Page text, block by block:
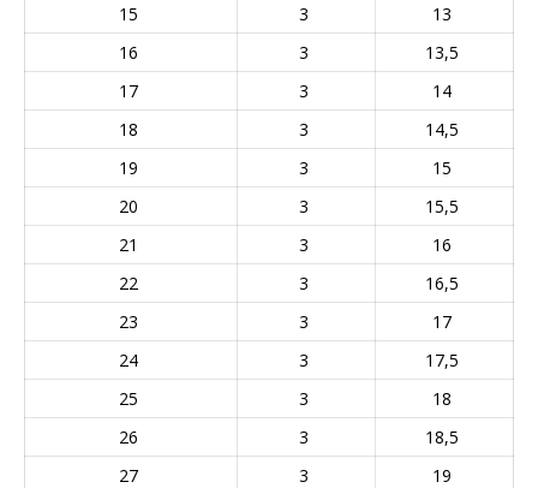
15
3
13
16
3
13,5
17
3
14
18
3
14,5
19
3
15
20
3
15,5
21
3
16
22
3
16,5
23
3
17
24
3
17,5
25
3
18
26
3
18,5
27
3
19